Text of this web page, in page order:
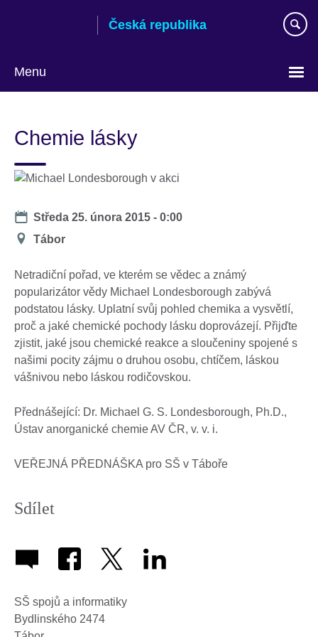
Česká republika
Menu
jazyk
Chemie lásky
Date
Středa 25. února 2015 - 0:00
Místo
Tábor
Netradiční pořad, ve kterém se vědec a známý
popularizátor vědy Michael Londesborough zabývá
podstatou lásky. Uplatní svůj pohled chemika a vysvětlí,
proč a jaké chemické pochody lásku doprovázejí. Přijďte
zjistit, jaké jsou chemické reakce a sloučeniny spojené s
našimi pocity zájmu o druhou osobu, chtíčem, láskou
vášnivou nebo láskou rodičovskou.
Přednášející: Dr. Michael G. S. Londesborough, Ph.D.,
Ústav anorganické chemie AV ČR, v. v. i.
VEŘEJNÁ PŘEDNÁŠKA pro SŠ v Táboře
Sdílet
SŠ spojů a informatiky
Bydlinského 2474